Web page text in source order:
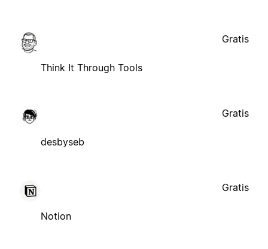
Think It Through Tools
Gratis
desbyseb
Gratis
Notion
Gratis